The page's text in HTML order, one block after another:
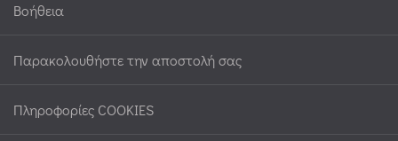
Βοήθεια
Παρακολουθήστε την αποστολή σας
Πληροφορίες COOKIES